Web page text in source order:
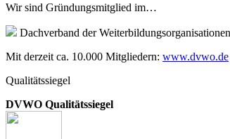
Wir sind Gründungsmitglied im…
Dachverband der
Mit derzeit ca. 10.000 Mitgliedern: www.dvwo.de
Qualitätssiegel
DVWO Qualitätssiegel